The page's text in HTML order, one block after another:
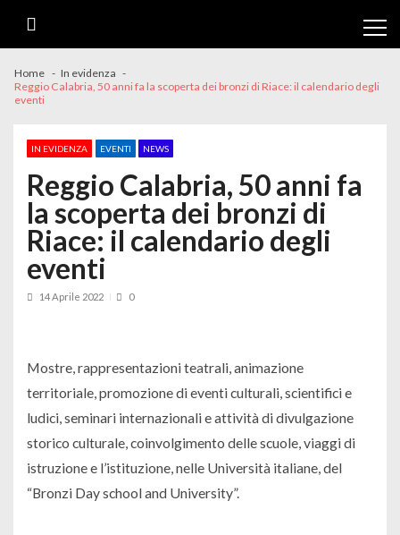
Home
In evidenza
Reggio Calabria, 50 anni fa la scoperta dei bronzi di Riace: il calendario degli
eventi
IN EVIDENZA EVENTI NEWS
Reggio Calabria, 50 anni fa
la scoperta dei bronzi di
Riace: il calendario degli
eventi
14 Aprile 2022 0
Mostre, rappresentazioni teatrali, animazione
territoriale, promozione di eventi culturali, scientifici e
ludici, seminari internazionali e attività di divulgazione
storico culturale, coinvolgimento delle scuole, viaggi di
istruzione e l’istituzione, nelle Università italiane, del
“Bronzi Day school and University”.